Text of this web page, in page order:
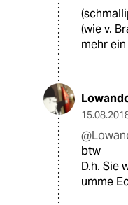
(wie v.
mehr
btw
D.h. Sie
umme